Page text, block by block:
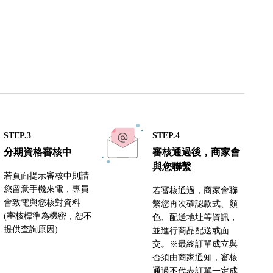
STEP.3
分期資格審核中
若頁面提示審核中則請
您留意手機來電，專員
會致電與您核對資料
(審核標準為機密，恕不
提供查詢原因)
STEP.4
審核通過後，商家會
與您聯繫
若審核通過，商家會聯
繫您再次確認款式、顏
色、配送地址等資訊，
並進行商品配送或面
交。※最終訂單成立與
否須由商家通知，審核
通過不代表訂單一定成